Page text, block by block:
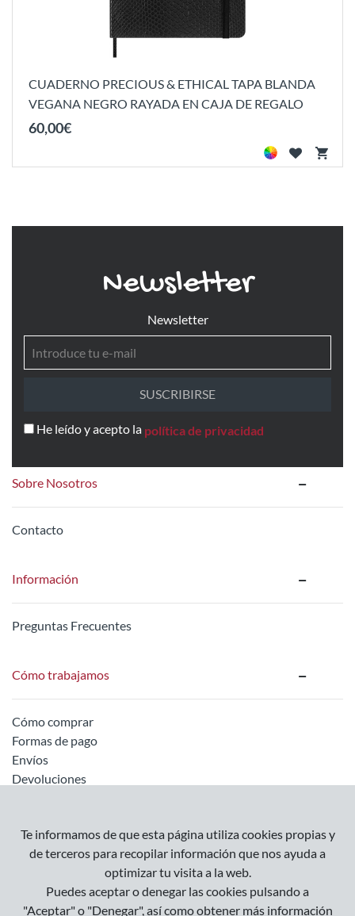
CUADERNO PRECIOUS & ETHICAL TAPA BLANDA
VEGANA NEGRO RAYADA EN CAJA DE REGALO
60,00€
Newsletter
Newsletter
SUSCRIBIRSE
He leído y acepto la política de privacidad
Sobre Nosotros
Contacto
Información
Preguntas Frecuentes
Cómo trabajamos
Cómo comprar
Formas de pago
Envíos
Devoluciones
Información legal
Condiciones Generales
Política de Privacidad
Te informamos de que esta página utiliza cookies propias y
de terceros para recopilar información que nos ayuda a
optimizar tu visita a la web.
Puedes aceptar o denegar las cookies pulsando a
"Aceptar" o "Denegar", así como obtener más información